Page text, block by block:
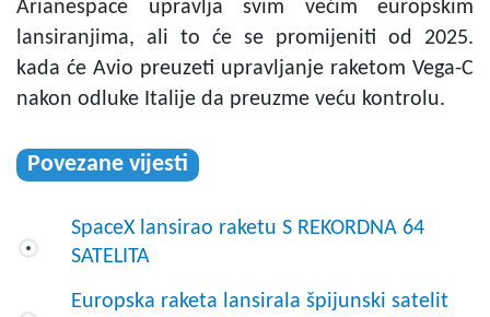
Arianespace upravlja svim većim europskim
lansiranjima, ali to će se promijeniti od 2025.
kada će Avio preuzeti upravljanje raketom Vega-C
nakon odluke Italije da preuzme veću kontrolu.
Povezane vijesti
SpaceX lansirao raketu S REKORDNA 64
SATELITA
Europska raketa lansirala špijunski satelit